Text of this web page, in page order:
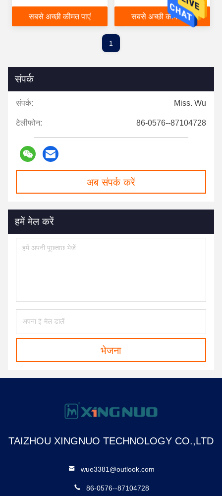
स्टील सजावटी कवर के साथ
सबसे अच्छी कीमत पाएं
सबसे अच्छी कीमत पाएं
1
संपर्क
संपर्क: Miss. Wu
टेलीफोन: 86-0576--87104728
अब संपर्क करें
हमें मेल करें
भेजना
TAIZHOU XINGNUO TECHNOLOGY CO.,LTD
wue3381@outlook.com
86-0576--87104728